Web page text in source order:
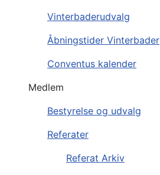
Vinterbaderudvalg
Åbningstider Vinterbader
Conventus kalender
Medlem
Bestyrelse og udvalg
Referater
Referat Arkiv